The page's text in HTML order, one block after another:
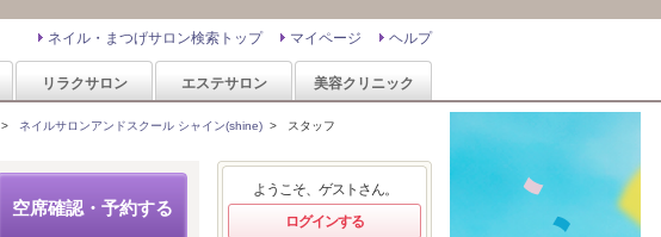
ヘルプ
マイページ
ネイル・まつげサロン検索トップ
リラクサロン エステサロン 美容クリニック
ネイルサロンアンドスクール シャイン(shine) > スタッフ
空席確認・予約する
ようこそ、ゲストさん。
ログインする